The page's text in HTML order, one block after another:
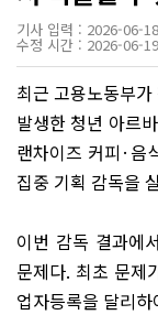
기사 입력 : 2026-06-
수정 시간 : 2026-06-
최근 고용노동부
발생한 청년 아르
랜차이즈 커피 · 음
집중 기획 감독을
이번 감독 결과에
문제다. 최초 문제
업자등록을 달리